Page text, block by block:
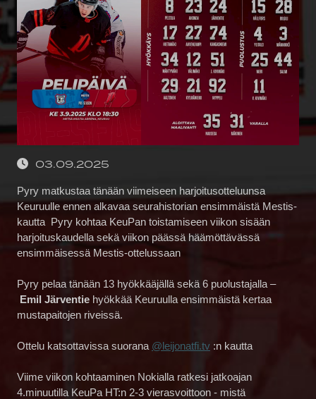
03.09.2025
Pyry matkustaa tänään viimeiseen harjoitusotteluunsa
Keuruulle ennen alkavaa seurahistorian ensimmäistä Mestis-
kautta Pyry kohtaa KeuPan toistamiseen viikon sisään
harjoituskaudella sekä viikon päässä häämöttävässä
ensimmäisessä Mestis-ottelussaan
Pyry pelaa tänään 13 hyökkääjällä sekä 6 puolustajalla –
Emil Järventie hyökkää Keuruulla ensimmäistä kertaa
mustapaitojen riveissä.
Ottelu katsottavissa suorana @leijonatfi.tv :n kautta
Viime viikon kohtaaminen Nokialla ratkesi jatkoajan
4.minuutilla KeuPa HT:n 2-3 vierasvoittoon - mistä